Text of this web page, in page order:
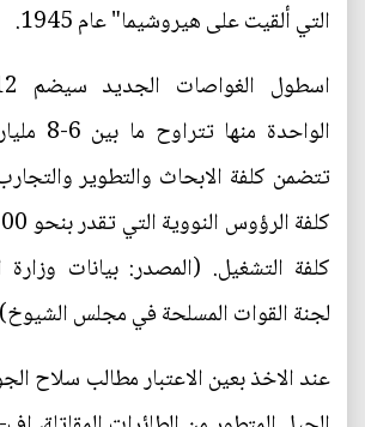
التي ألقيت على هيروشيما" عام 1945.
الواحدة
تتضمن كلفة الابحاث والتطوير
كلفة التشغيل. (المصدر: بيانات
لجنة القوات المسلحة في مجلس
عند الاخذ بعين الاعتبار مطالب سلاح